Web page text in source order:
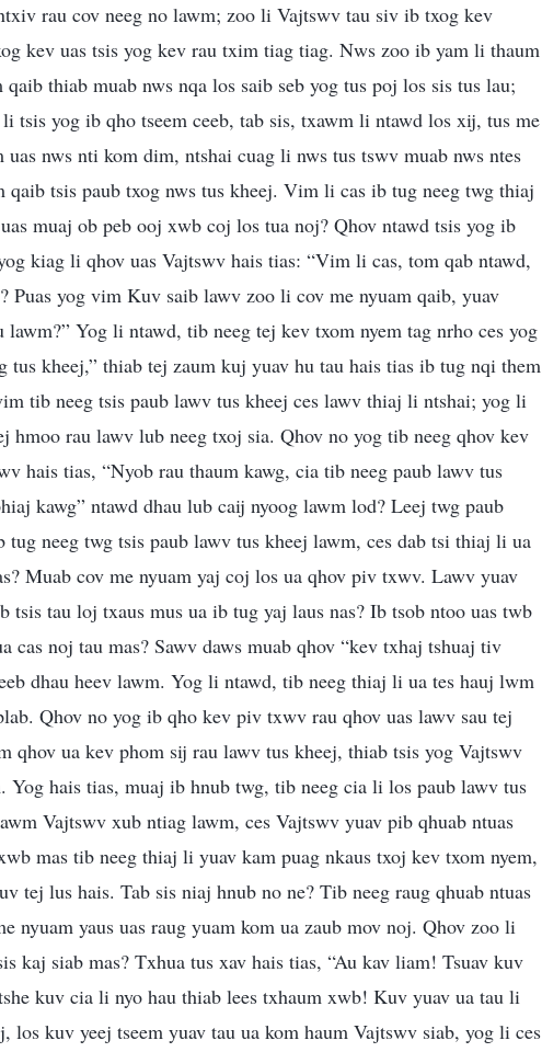
rau cov neeg no lawm; zoo li Vajtswv tau siv ib txog kev
kev uas tsis yog kev rau txim tiag tiag. Nws zoo ib yam li thaum
thiab muab nws nqa los saib seb yog tus poj los sis tus lau;
tsis yog ib qho tseem ceeb, tab sis, txawm li ntawd los xij, tus me
uas nws nti kom dim, ntshai cuag li nws tus tswv muab nws ntes
tsis paub txog nws tus kheej. Vim li cas ib tug neeg twg thiaj
muaj ob peb ooj xwb coj los tua noj? Qhov ntawd tsis yog ib
kiag li qhov uas Vajtswv hais tias: “Vim li cas, tom qab ntawd,
Puas yog vim Kuv saib lawv zoo li cov me nyuam qaib, yuav
Yog li ntawd, tib neeg tej kev txom nyem tag nrho ces yog
tus kheej,” thiab tej zaum kuj yuav hu tau hais tias ib tug nqi them
tib neeg tsis paub lawv tus kheej ces lawv thiaj li ntshai; yog li
hmoo rau lawv lub neeg txoj sia. Qhov no yog tib neeg qhov kev
hais tias, “Nyob rau thaum kawg, cia tib neeg paub lawv tus
kawg” ntawd dhau lub caij nyoog lawm lod? Leej twg paub
neeg twg tsis paub lawv tus kheej lawm, ces dab tsi thiaj li ua
Muab cov me nyuam yaj coj los ua qhov piv txwv. Lawv yuav
tsis tau loj txaus mus ua ib tug yaj laus nas? Ib tsob ntoo uas twb
cas noj tau mas? Sawv daws muab qhov “kev txhaj tshuaj tiv
dhau heev lawm. Yog li ntawd, tib neeg thiaj li ua tes hauj lwm
Qhov no yog ib qho kev piv txwv rau qhov uas lawv sau tej
qhov ua kev phom sij rau lawv tus kheej, thiab tsis yog Vajtswv
hais tias, muaj ib hnub twg, tib neeg cia li los paub lawv tus
Vajtswv xub ntiag lawm, ces Vajtswv yuav pib qhuab ntuas
mas tib neeg thiaj li yuav kam puag nkaus txoj kev txom nyem,
tej lus hais. Tab sis niaj hnub no ne? Tib neeg raug qhuab ntuas
nyuam yaus uas raug yuam kom ua zaub mov noj. Qhov zoo li
kaj siab mas? Txhua tus xav hais tias, “Au kav liam! Tsuav kuv
kuv cia li nyo hau thiab lees txhaum xwb! Kuv yuav ua tau li
los kuv yeej tseem yuav tau ua kom haum Vajtswv siab, yog li ces